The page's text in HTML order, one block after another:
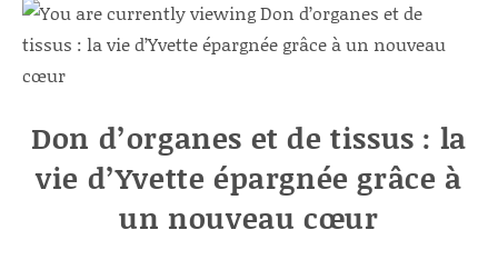
Don d’organes et de tissus : la
vie d’Yvette épargnée grâce à
un nouveau cœur